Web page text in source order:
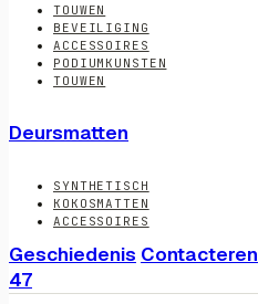
TOUWEN
BEVEILIGING
ACCESSOIRES
PODIUMKUNSTEN
TOUWEN
Deursmatten
SYNTHETISCH
KOKOSMATTEN
ACCESSOIRES
Geschiedenis Contacteren
47